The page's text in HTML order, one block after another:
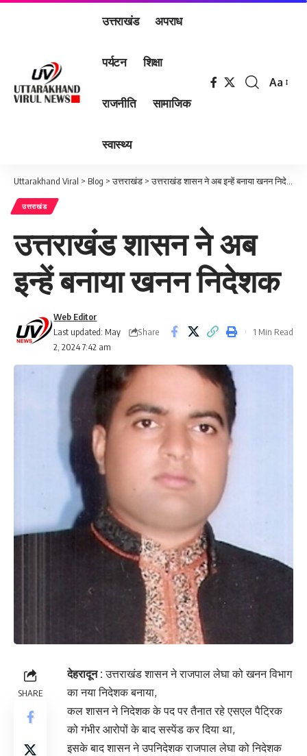
उत्तराखंड अपराध
पर्यटन शिक्षा
राजनीति सामाजिक
स्वास्थ्य
Font
Aa
Uttarakhand Viral > Blog >उत्तराखंड >उत्तराखंड शासन ने अब इन्हें बनाया खनन निदेशक
उत्तराखंड
उत्तराखंड शासन ने अब
इन्हें बनाया खनन निदेशक
Last updated: May
2, 2024 7:42 am
Web Editor
Share
1 Min Read
SHARE
देहरादून :उत्तराखंड शासन ने राजपाल लेघा को खनन विभाग
का नया निदेशक बनाया,
कल शासन ने निदेशक के पद पर तैनात रहे एसएल पैट्रिक
को गंभीर आरोपों के बाद सस्पेंड कर दिया था,
इसके बाद शासन ने उपनिदेशक राजपाल लेघा को निदेशक